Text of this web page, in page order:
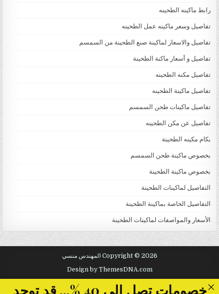
رابط ماكينه الطحينه
تفاصيل وسعر ماكينه عمل الطحينه
تفاصيل والاسعار لماكينة صنع الطحينة من السمسم
تفاصيل و أسعار ماكنة الطحينة
تفاصيل مكنه الطحينه
تفاصيل ماكينة الطحينه
تفاصيل ماكينات طحن السمسم
تفاصيل عن مكن الطحينه
بكام مكينه الطحينة
بخصوص ماكينة طحن السمسم
بخصوص ماكينة الطحينة
التفاصيل لماكينات الطحينة
التفاصيل الخاصة بماكينة الطحينة
الأسعار والمواصفات لماكينات الطحينة
Copyright © 2026 المهندس منسي
Design by ThemesDNA.com
خصومات تصل الى 40 %... قد توجد